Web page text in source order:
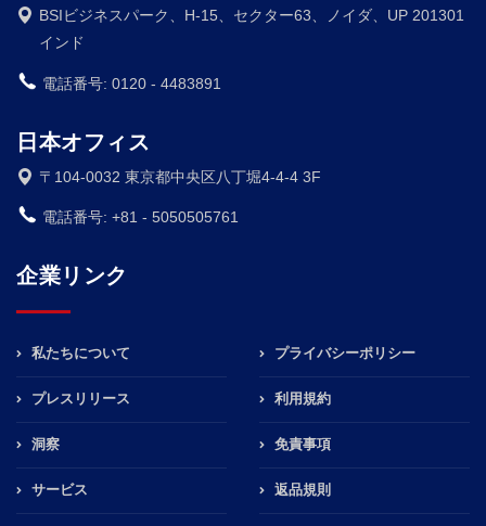
BSIビジネスパーク、H-15、セクター63、ノイダ、UP 201301
インド
電話番号: 0120 - 4483891
日本オフィス
〒104-0032 東京都中央区八丁堀4-4-4 3F
電話番号: +81 - 5050505761
企業リンク
私たちについて
プレスリリース
洞察
サービス
プライバシーポリシー
利用規約
免責事項
返品規則